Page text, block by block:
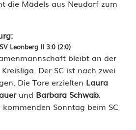
die Mädels aus Neudorf zum
Leonberg II 3:0 (2:0)
bleibt an der
Der SC ist nach zwei
Die Tore erzielten Laura
und Barbara Schwab.
Sonntag beim SC